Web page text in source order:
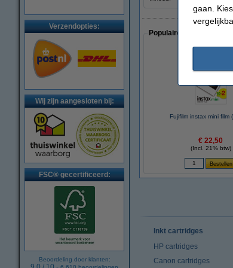
Verzendopties:
Wij zijn aangesloten bij:
FSC® gecertificeerd:
Beoordeling door klanten:
Populaire artikelen van
Fujifilm instax mini film
€ 22,50
(Incl. 21% btw)
Inkt cartridges
HP cartridges
Canon cartridges
gaan.